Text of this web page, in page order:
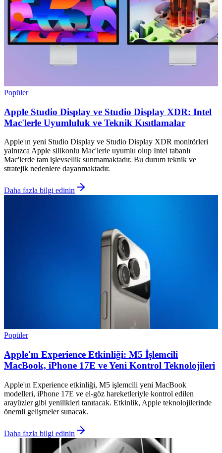
Popüler
Apple Studio Display ve Studio Display XDR: Intel
Mac'lerle Uyumluluk ve Teknik Kısıtlamalar
Apple'ın yeni Studio Display ve Studio Display XDR monitörleri
yalnızca Apple silikonlu Mac'lerle uyumlu olup Intel tabanlı
Mac'lerde tam işlevsellik sunmamaktadır. Bu durum teknik ve
stratejik nedenlere dayanmaktadır.
Daha fazla bilgi edinin
Popüler
Apple'ın Experience Etkinliği: M5 İşlemcili
MacBook, iPhone 17E ve Yeni Kontrol Teknolojileri
Apple'ın Experience etkinliği, M5 işlemcili yeni MacBook
modelleri, iPhone 17E ve el-göz hareketleriyle kontrol edilen
arayüzler gibi yenilikleri tanıtacak. Etkinlik, Apple teknolojilerinde
önemli gelişmeler sunacak.
Daha fazla bilgi edinin